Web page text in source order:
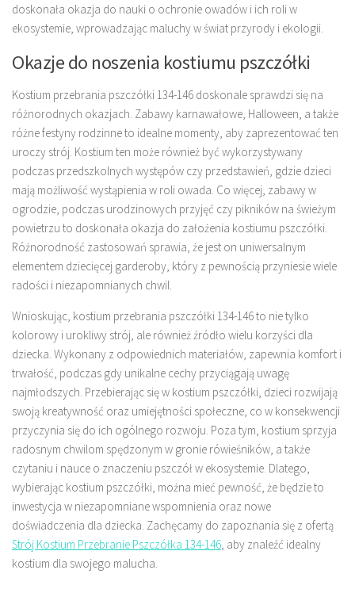
doskonała okazja do nauki o ochronie owadów i ich roli w
ekosystemie, wprowadzając maluchy w świat przyrody i ekologii.
Okazje do noszenia kostiumu pszczółki
Kostium przebrania pszczółki 134-146 doskonale sprawdzi się na
różnorodnych okazjach. Zabawy karnawałowe, Halloween, a także
różne festyny rodzinne to idealne momenty, aby zaprezentować ten
uroczy strój. Kostium ten może również być wykorzystywany
podczas przedszkolnych występów czy przedstawień, gdzie dzieci
mają możliwość wystąpienia w roli owada. Co więcej, zabawy w
ogrodzie, podczas urodzinowych przyjęć czy pikników na świeżym
powietrzu to doskonała okazja do założenia kostiumu pszczółki.
Różnorodność zastosowań sprawia, że jest on uniwersalnym
elementem dziecięcej garderoby, który z pewnością przyniesie wiele
radości i niezapomnianych chwil.
Wnioskując, kostium przebrania pszczółki 134-146 to nie tylko
kolorowy i urokliwy strój, ale również źródło wielu korzyści dla
dziecka. Wykonany z odpowiednich materiałów, zapewnia komfort i
trwałość, podczas gdy unikalne cechy przyciągają uwagę
najmłodszych. Przebierając się w kostium pszczółki, dzieci rozwijają
swoją kreatywność oraz umiejętności społeczne, co w konsekwencji
przyczynia się do ich ogólnego rozwoju. Poza tym, kostium sprzyja
radosnym chwilom spędzonym w gronie rówieśników, a także
czytaniu i nauce o znaczeniu pszczół w ekosystemie. Dlatego,
wybierając kostium pszczółki, można mieć pewność, że będzie to
inwestycja w niezapomniane wspomnienia oraz nowe
doświadczenia dla dziecka. Zachęcamy do zapoznania się z ofertą
Strój Kostium Przebranie Pszczółka 134-146, aby znaleźć idealny
kostium dla swojego malucha.